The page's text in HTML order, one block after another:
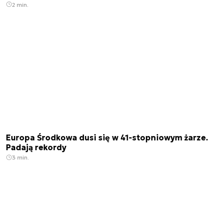
2 min.
Europa Środkowa dusi się w 41-stopniowym żarze.
Padają rekordy
3 min.